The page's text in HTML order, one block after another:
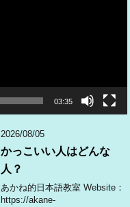
03:35
2026/08/05
かっこいい人はどんな
人？
あかね的日本語教室 Website：
https://akane-